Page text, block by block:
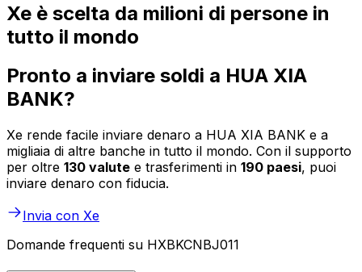
Xe è scelta da milioni di persone in
tutto il mondo
Pronto a inviare soldi a HUA XIA
BANK?
Xe rende facile inviare denaro a HUA XIA BANK e a
migliaia di altre banche in tutto il mondo. Con il supporto
per oltre 130 valute e trasferimenti in 190 paesi, puoi
inviare denaro con fiducia.
Invia con Xe
Domande frequenti su HXBKCNBJ011